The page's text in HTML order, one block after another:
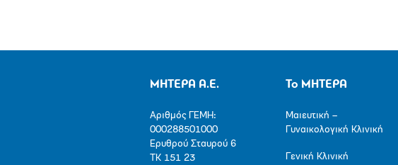
ΜΗΤΕΡΑ Α.Ε.
Αριθμός ΓΕΜΗ:
000288501000
Ερυθρού Σταυρού 6
ΤΚ 151 23
Το ΜΗΤΕΡΑ
Μαιευτική –
Γυναικολογική Κλινική
Γενική Κλινική